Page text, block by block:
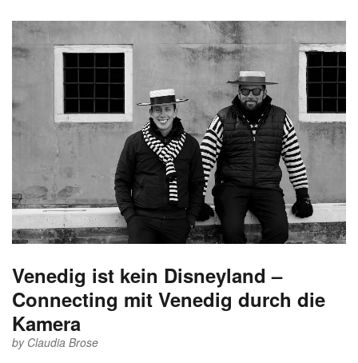
Venedig ist kein Disneyland –
Connecting mit Venedig durch die
Kamera
by Claudia Brose